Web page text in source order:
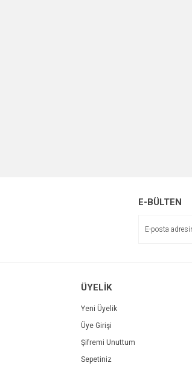
E-BÜLTEN
ÜYELİK
Yeni Üyelik
Üye Girişi
Şifremi Unuttum
Sepetiniz